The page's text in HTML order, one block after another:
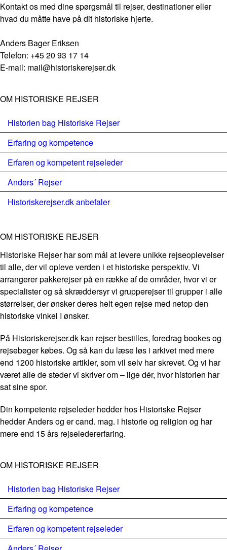
Kontakt os med dine spørgsmål til rejser, destinationer eller
hvad du måtte have på dit historiske hjerte.
Anders Bager Eriksen
Telefon: +45 20 93 17 14
E-mail: mail@historiskerejser.dk
OM HISTORISKE REJSER
Historien bag Historiske Rejser
Erfaring og kompetence
Erfaren og kompetent rejseleder
Anders´ Rejser
Historiskerejser.dk anbefaler
OM HISTORISKE REJSER
Historiske Rejser har som mål at levere unikke rejseoplevelser
til alle, der vil opleve verden i et historiske perspektiv. Vi
arrangerer pakkerejser på en række af de områder, hvor vi er
specialister og så skræddersyr vi grupperejser til grupper i alle
størrelser, der ønsker deres helt egen rejse med netop den
historiske vinkel I ønsker.
På Historiskerejser.dk kan rejser bestilles, foredrag bookes og
rejsebøger købes. Og så kan du læse løs i arkivet med mere
end 1200 historiske artikler, som vil selv har skrevet. Og vi har
været alle de steder vi skriver om – lige dér, hvor historien har
sat sine spor.
Din kompetente rejseleder hedder hos Historiske Rejser
hedder Anders og er cand. mag. i historie og religion og har
mere end 15 års rejseledererfaring.
OM HISTORISKE REJSER
Historien bag Historiske Rejser
Erfaring og kompetence
Erfaren og kompetent rejseleder